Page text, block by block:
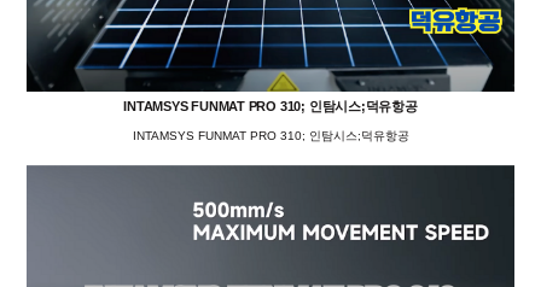
INTAMSYS FUNMAT PRO 310; 인탐시스;덕유항공
INTAMSYS FUNMAT PRO 310; 인탐시스;덕유항공